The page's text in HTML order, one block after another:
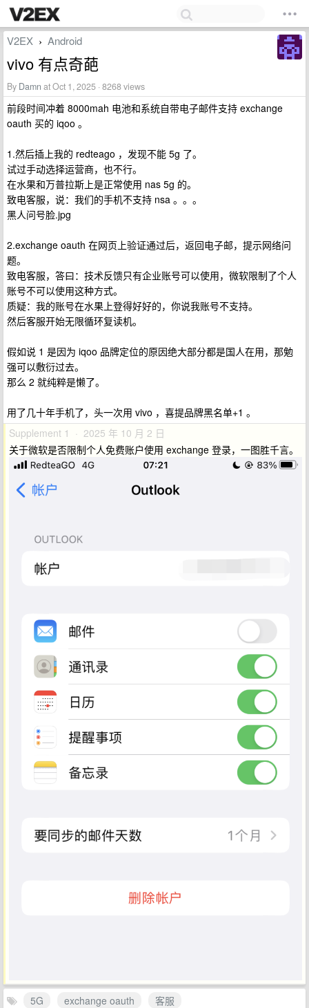
V2EX › Android
vivo 有点奇葩
By Damn at Oct 1, 2025 · 8268 views
前段时间冲着 8000mah 电池和系统自带电子邮件支持 exchange
oauth 买的 iqoo 。
1.然后插上我的 redteago ，发现不能 5g 了。
试过手动选择运营商，也不行。
在水果和万普拉斯上是正常使用 nas 5g 的。
致电客服，说：我们的手机不支持 nsa 。。。
黑人问号脸.jpg
2.exchange oauth 在网页上验证通过后，返回电子邮，提示网络问
题。
致电客服，答曰：技术反馈只有企业账号可以使用，微软限制了个人
账号不可以使用这种方式。
质疑：我的账号在水果上登得好好的，你说我账号不支持。
然后客服开始无限循环复读机。
假如说 1 是因为 iqoo 品牌定位的原因绝大部分都是国人在用，那勉
强可以敷衍过去。
那么 2 就纯粹是懒了。
用了几十年手机了，头一次用 vivo ，喜提品牌黑名单+1 。
Supplement 1 · 2025 年 10 月 2 日
关于微软是否限制个人免费账户使用 exchange 登录，一图胜千言。
5G exchange oauth
客服